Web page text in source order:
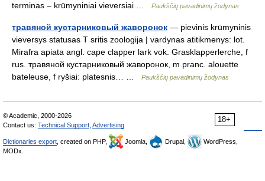
terminas – krūmyniniai vieversiai …
Paukščių pavadinimų žodynas
травяной кустарниковый жаворонок — pievinis krūmyninis
vieversys statusas T sritis zoologija | vardynas atitikmenys: lot.
Mirafra apiata angl. cape clapper lark vok. Grasklapperlerche, f
rus. травяной кустарниковый жаворонок, m pranc. alouette
bateleuse, f ryšiai: platesnis… …
Paukščių pavadinimų žodynas
18+
© Academic, 2000-2026
Contact us: Technical Support Advertising
Dictionaries export , created on PHP, Joomla, Drupal,
WordPress,
MODx.